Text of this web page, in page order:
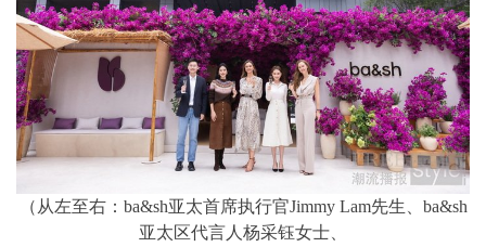
（从左至右：ba&sh亚太首席执行官Jimmy Lam先生、ba&sh
亚太区代言人杨采钰女士、